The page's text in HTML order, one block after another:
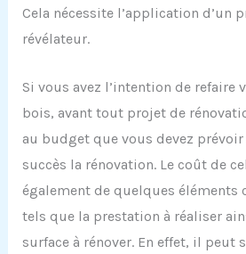
Cela nécessite l’application d’un
révélateur.
Si vous avez l’intention de refaire
bois, avant tout projet de
au budget que vous devez prévoir
succès la rénovation. Le coût de
également de quelques éléments
tels que la prestation à réaliser
surface à rénover. En effet, il peut